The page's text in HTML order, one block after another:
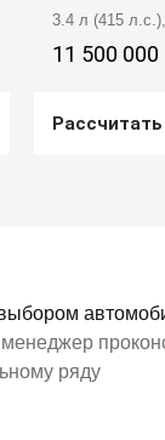
3.4 л (415
11 500
ряду